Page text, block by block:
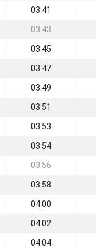
03:41
03:43
03:45
03:47
03:49
03:51
03:53
03:54
03:56
03:58
04:00
04:02
04:04